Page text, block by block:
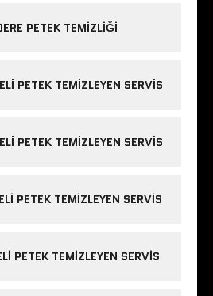
PETEK TEMIZLIĞI
PETEK TEMIZLEYEN SERVIS
PETEK TEMIZLEYEN SERVIS
PETEK TEMIZLEYEN SERVIS
PETEK TEMIZLEYEN SERVIS